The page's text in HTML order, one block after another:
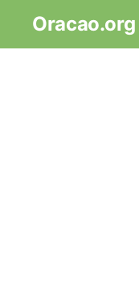
Oracao.org